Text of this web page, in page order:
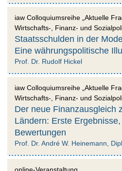
iaw Colloquiumsreihe „Aktuelle
Wirtschafts-, Finanz- und
Staatsschulden in der
Eine währungspolitische
Prof. Dr. Rudolf Hickel
iaw Colloquiumsreihe „Aktuelle
Wirtschafts-, Finanz- und
Der neue Finanzausgleich
Ländern: Erste
Bewertungen
Prof. Dr. André W. Heinemann,
online-Veranstaltung